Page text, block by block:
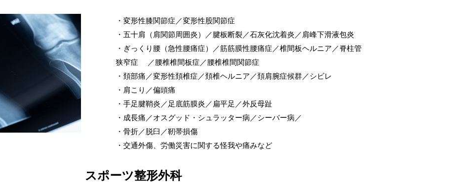
・変形性膝関節症／変形性股関節症
・五十肩（肩関節周囲炎）／腱板断裂／石灰化沈着炎／肩峰下滑液包炎
・ぎっくり腰（急性腰痛症）／筋筋膜性腰痛症／椎間板ヘルニア／脊柱管
狭窄症 ／腰椎椎間板症／腰椎椎間関節症
・頚部痛／変形性頚椎症／頚椎ヘルニア／頚肩腕症候群／シビレ
・肩こり／偏頭痛
・手足腱鞘炎／足底筋膜炎／扁平足／外反母趾
・成長痛／オスグッド・シュラッター病／シーバー病／
・骨折／脱臼／靭帯損傷
・交通外傷、労働災害に関する怪我や痛みなど
スポーツ整形外科